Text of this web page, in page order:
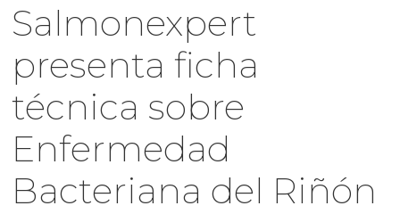
Salmonexpert
presenta ficha
técnica sobre
Enfermedad
Bacteriana del Riñón